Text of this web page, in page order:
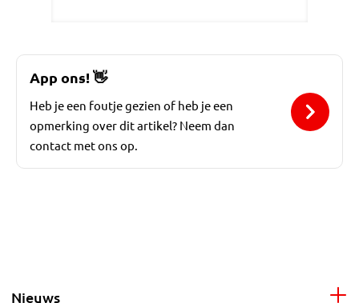
App ons!👋
Heb je een foutje gezien of heb je een
opmerking over dit artikel? Neem dan
contact met ons op.
Nieuws